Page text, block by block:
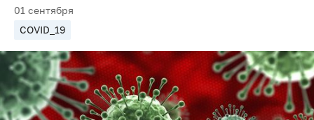
01 сентября
COVID_19